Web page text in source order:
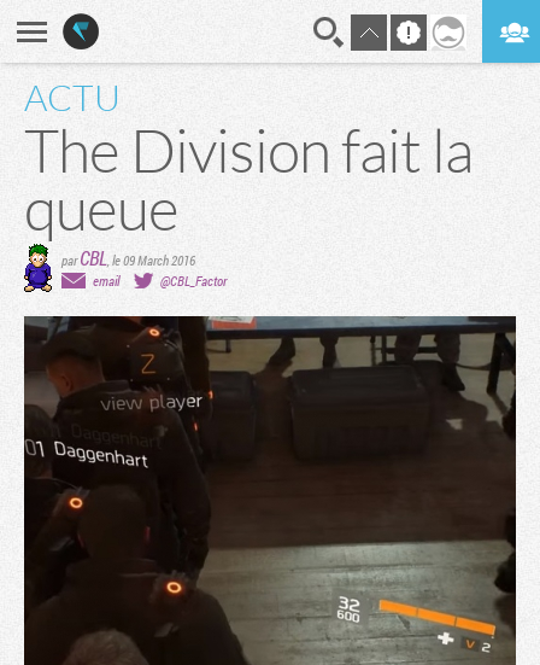
ACTU
The Division fait la
queue
parCBL le 09 March 2016
email
@CBL_Factor